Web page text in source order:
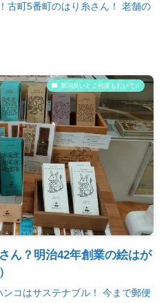
古町5番町のはり糸さん！ 老舗の
新潟良いとこ何度もおいで♫
ん？明治42年創業の絵はが
ンコはサステナブル！ 今まで郵便